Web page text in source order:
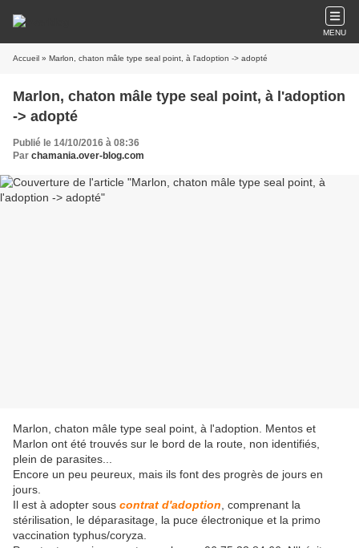
MENU
Accueil » Marlon, chaton mâle type seal point, à l'adoption -> adopté
Marlon, chaton mâle type seal point, à l'adoption
-> adopté
Publié le 14/10/2016 à 08:36
Par chamania.over-blog.com
Marlon, chaton mâle type seal point, à l'adoption. Mentos et
Marlon ont été trouvés sur le bord de la route, non identifiés,
plein de parasites...
Encore un peu peureux, mais ils font des progrès de jours en
jours.
Il est à adopter sous contrat d'adoption , comprenant la
stérilisation, le déparasitage, la puce électronique et la primo
vaccination typhus/coryza.